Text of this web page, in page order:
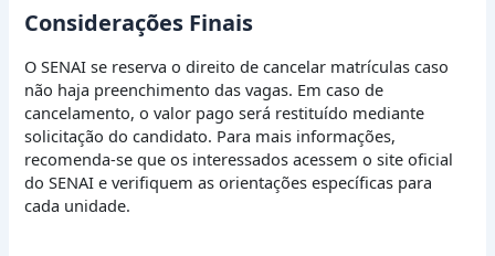
Considerações Finais
O SENAI se reserva o direito de cancelar matrículas caso
não haja preenchimento das vagas. Em caso de
cancelamento, o valor pago será restituído mediante
solicitação do candidato. Para mais informações,
recomenda-se que os interessados acessem o site oficial
do SENAI e verifiquem as orientações específicas para
cada unidade.